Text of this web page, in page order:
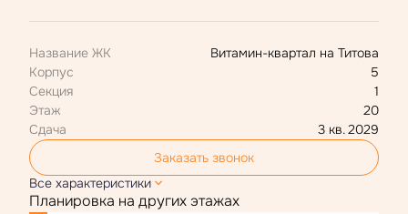
Название ЖК
Витамин-квартал на Титова
Корпус
5
Секция
1
Этаж
20
Сдача
3 кв. 2029
Заказать звонок
Все характеристики
Планировка на других этажах